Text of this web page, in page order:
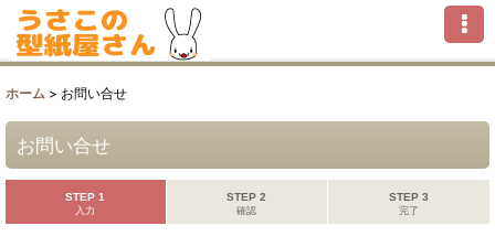
ホーム > お問い合せ
お問い合せ
STEP 1
入力
STEP 2
確認
STEP 3
完了